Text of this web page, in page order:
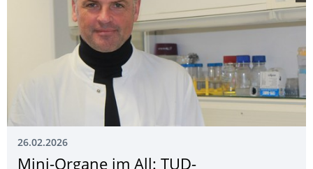
26.02.2026
Mini-Organe im All: TUD-